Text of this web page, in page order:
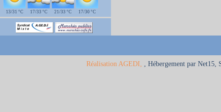
13/31 °C 17/33 °C 21/33 °C 17/30 °C
Réalisation AGEDI, , Hébergement par Net15,